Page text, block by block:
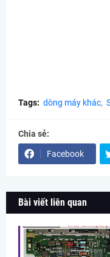
Tags: dòng máy khác
Chia sẻ:
Facebook
Bài viết liên quan